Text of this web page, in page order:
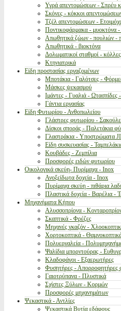
Υγρά απεντομώσεων - Σπρέυ
Σκόνες - κόκκοι
Τζέλ απεντομώσεων -
Ποντικοφάρμακα - μυοκτόνα -
Απωθητικά ζώων - πουλιών -
Απωθητικά - βιοκτόνα
Δολωματικοί σταθμοί -
Κτηνιατρικά
Είδη προστασίας εργαζομένων
Μποτάκια - Γαλότσες -
Μάσκες ψεκασμού
Ιμάντες - Γυαλιά - Ωτασπίδες
Γάντια εργασίας
Είδη Φυτωρίου - Ανθοπωλείου
Γλάστρες φυτωρίου -
Δίσκοι σποράς - Παλετάκια
Γλαστράκια - Υποστρώματα
Είδη συσκευασίας -
Κουβάδες - Ζεμπίλια
Προσφορές ειδών φυτωρίου
Οικολογικά σκεύη- Πυρίμαχα - Inox
Ανοξείδωτα δοχεία - Inox
Πυρίμαχα σκεύη - πιθάρια
Πλαστικά δοχεία - Βαρέλια -
Μηχανήματα Κήπου
Αλυσσοπρίονα -
Σκαπτικά - Φρέζες
Μηχανές γκαζόν -
Χορτοκοπτικά -
Πολυεργαλεία -
Ψαλίδια μπορντούρας -
Κλαδοφάγοι - Εξαερωτήρες
Φυσητήρες - Απορροφητήρες
Γαιοτρύπανα - Πλυστικά
Σχίστες Ξύλων - Κορμών
Προσφορές μηχανημάτων
Ψεκαστικά - Αντλίες
Ψεκαστικά Βυτία εδάφους